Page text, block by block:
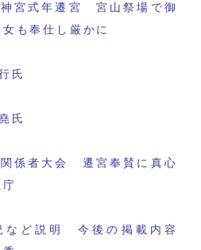
宮式年遷宮 宮山祭場で御
も奉仕し厳かに
氏
氏
係者大会 遷宮奉賛に真心
など説明 今後の掲載内容